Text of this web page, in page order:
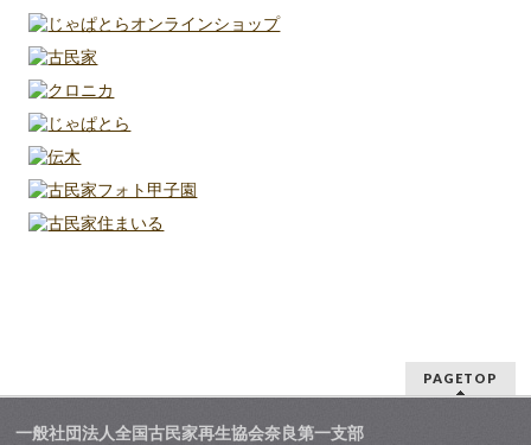
PAGETOP
一般社団法人全国古民家再生協会奈良第一支部